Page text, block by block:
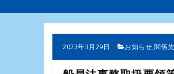
2023年3月29日 お知らせ,関係